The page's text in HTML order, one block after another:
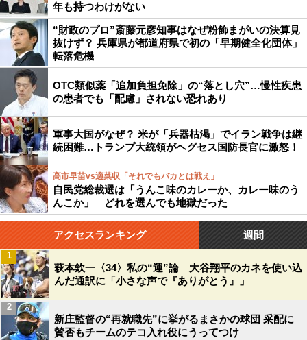
年も持つわけがない
“財政のプロ”斎藤元彦知事はなぜ粉飾まがいの決算見
抜けず？ 兵庫県が都道府県で初の「早期健全化団体」
転落危機
OTC類似薬「追加負担免除」の“落とし穴”…慢性疾患
の患者でも「配慮」されない恐れあり
軍事大国がなぜ？ 米が「兵器枯渇」でイラン戦争は継
続困難…トランプ大統領がヘグセス国防長官に激怒！
高市早苗vs適菜収「それでもバカとは戦え」
自民党総裁選は「うんこ味のカレーか、カレー味のう
んこか」 どれを選んでも地獄だった
アクセスランキング 週間
萩本欽一〈34〉私の“運”論 大谷翔平のカネを使い込
んだ通訳に「小さな声で『ありがとう』」
1
新庄監督の“再就職先”に挙がるまさかの球団 采配に
賛否もチームのテコ入れ役にうってつけ
2